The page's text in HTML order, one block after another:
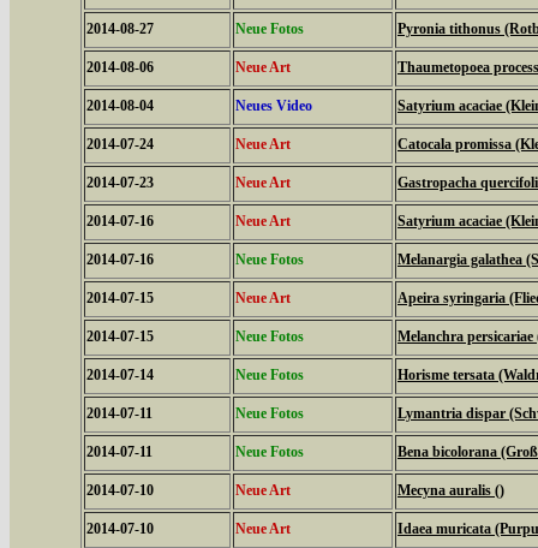
2014-08-27 Neue Fotos Pyronia tithonus
2014-08-06 Neue Art Thaumetopoea
2014-08-04 Neues Video Satyrium acaciae
2014-07-24 Neue Art Catocala promissa
2014-07-23 Neue Art Gastropacha
2014-07-16 Neue Art Satyrium acaciae
2014-07-16 Neue Fotos Melanargia galathea
2014-07-15 Neue Art Apeira syringaria
2014-07-15 Neue Fotos Melanchra
2014-07-14 Neue Fotos Horisme tersata
2014-07-11 Neue Fotos Lymantria dispar
2014-07-11 Neue Fotos Bena bicolorana
2014-07-10 Neue Art Mecyna auralis ()
2014-07-10 Neue Art Idaea muricata